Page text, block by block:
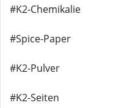
#K2-Chemikalie
#Spice-Paper
#K2-Pulver
#K2-Seiten